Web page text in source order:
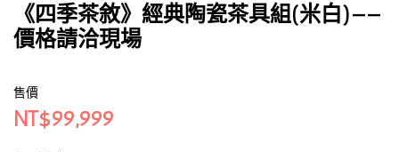
《四季茶敘》經典陶瓷茶具組(米白)——
價格請洽現場
售價
NT$99,999